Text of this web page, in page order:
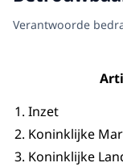
Verantwoorde
1. Inzet
2. Koninklijke
3. Koninklijke